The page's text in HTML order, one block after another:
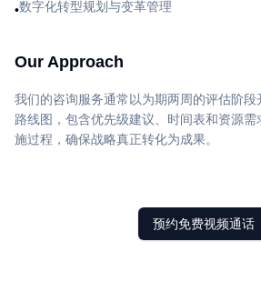
•数字化转型规划与变革管理
Our Approach
我们的咨询服务通常以为期两周的评估阶
路线图，包含优先级建议、时间表和资源
施过程，确保战略真正转化为成果。
预约免费视频通话